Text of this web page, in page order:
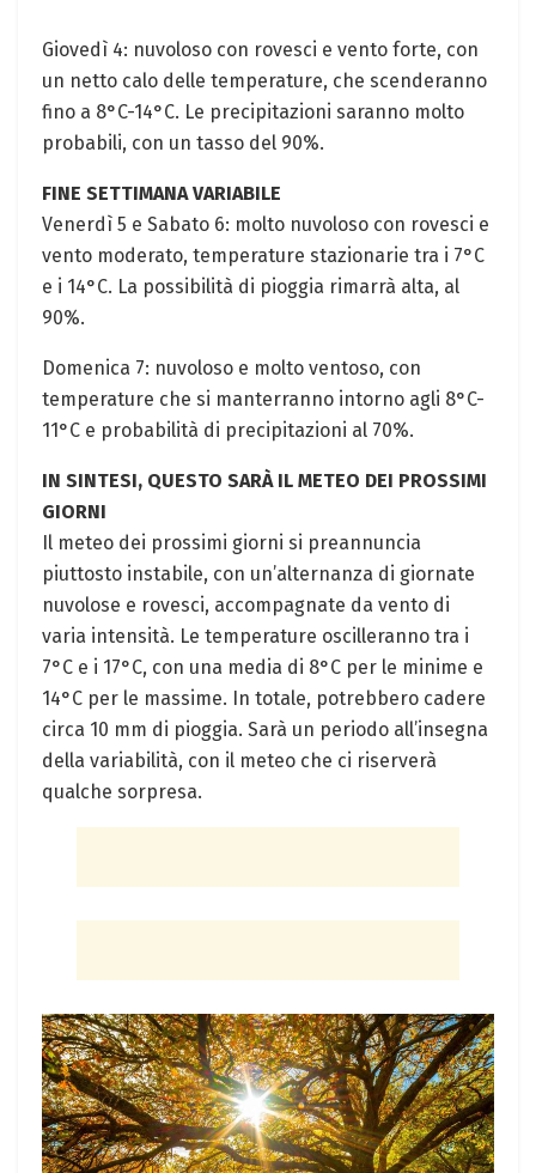
Giovedì 4: nuvoloso con rovesci e vento forte, con
un netto calo delle temperature, che scenderanno
fino a 8°C-14°C.⁤ Le precipitazioni saranno molto
⁣probabili,‌ con un tasso del 90%.
FINE SETTIMANA VARIABILE
Venerdì 5 e Sabato 6: molto nuvoloso⁣ con rovesci e
vento moderato, temperature stazionarie tra i 7°C
e i ‍14°C. La possibilità di pioggia rimarrà alta, ⁢al
90%.
Domenica 7: nuvoloso e⁣ molto ventoso, con
temperature che⁣ si manterranno intorno agli 8°C-
11°C e⁣ probabilità di precipitazioni al 70%.
IN SINTESI, QUESTO SARÀ IL METEO DEI PROSSIMI
GIORNI
Il meteo dei⁤ prossimi giorni​ si preannuncia
piuttosto instabile, con‌ un’alternanza di ‌giornate
nuvolose e rovesci, accompagnate‌ da vento di‍
varia⁣ intensità. Le temperature oscilleranno tra​ i
7°C e i 17°C, con una media di 8°C per le minime e
14°C per le massime. In‌ totale, potrebbero cadere
circa‍ 10 mm di pioggia. Sarà un periodo all’insegna
della variabilità, con il meteo che ci riserverà
qualche ⁢sorpresa.